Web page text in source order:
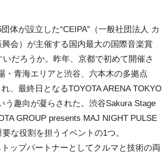
体が設立した“CEIPA”（一般社団法人 カ
会）が主催する国内最大の国際音楽賞
だろうか。昨年、京都で初めて開催さ
・青海エリアと渋谷、六本木の多拠点
、最終日となるTOYOTA ARENA TOKYO
趣向が凝らされた。渋谷Sakura Stage
GROUP presents MAJ NIGHT PULSE
な役割を担うイベントの1つ。
ップパートナーとしてクルマと技術の両